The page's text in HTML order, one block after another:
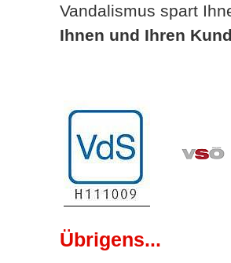
Vandalismus spart
Ihnen und Ihren
Übrigens...